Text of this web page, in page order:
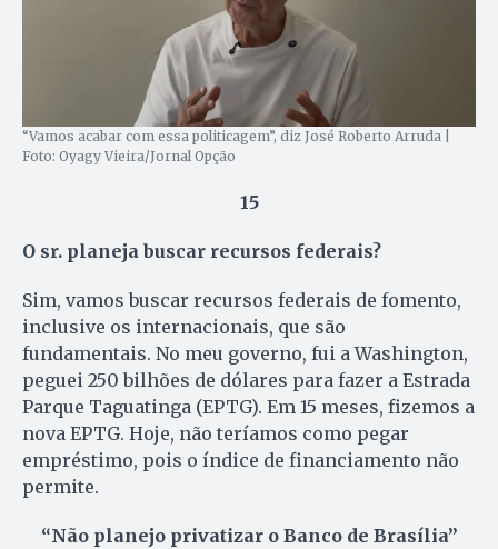
“Vamos acabar com essa politicagem”, diz José Roberto Arruda |
Foto: Oyagy Vieira/Jornal Opção
15
O sr. planeja buscar recursos federais?
Sim, vamos buscar recursos federais de fomento,
inclusive os internacionais, que são
fundamentais. No meu governo, fui a Washington,
peguei 250 bilhões de dólares para fazer a Estrada
Parque Taguatinga (EPTG). Em 15 meses, fizemos a
nova EPTG. Hoje, não teríamos como pegar
empréstimo, pois o índice de financiamento não
permite.
“Não planejo privatizar o Banco de Brasília”